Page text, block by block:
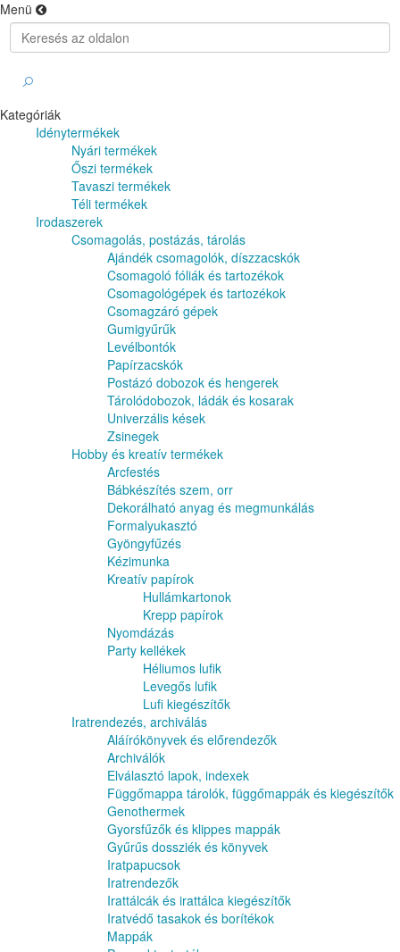
Menü
Kategóriák
Idénytermékek
Nyári termékek
Őszi termékek
Tavaszi termékek
Téli termékek
Irodaszerek
Csomagolás, postázás, tárolás
Ajándék csomagolók, díszzacskók
Csomagoló fóliák és tartozékok
Csomagológépek és tartozékok
Csomagzáró gépek
Gumigyűrűk
Levélbontók
Papírzacskók
Postázó dobozok és hengerek
Tárolódobozok, ládák és kosarak
Univerzális kések
Zsinegek
Hobby és kreatív termékek
Arcfestés
Bábkészítés szem, orr
Dekorálható anyag és megmunkálás
Formalyukasztó
Gyöngyfűzés
Kézimunka
Kreatív papírok
Hullámkartonok
Krepp papírok
Nyomdázás
Party kellékek
Héliumos lufik
Levegős lufik
Lufi kiegészítők
Iratrendezés, archiválás
Aláírókönyvek és előrendezők
Archiválók
Elválasztó lapok, indexek
Függőmappa tárolók, függőmappák és kiegészítők
Genothermek
Gyorsfűzők és klippes mappák
Gyűrűs dossziék és könyvek
Iratpapucsok
Iratrendezők
Irattálcák és irattálca kiegészítők
Iratvédő tasakok és borítékok
Mappák